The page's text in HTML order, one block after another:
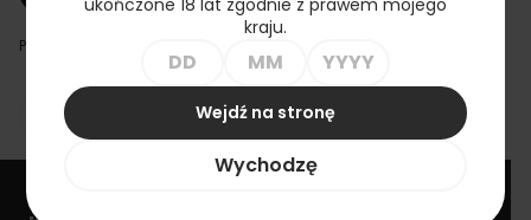
Pokazano 1-1 z 1 pozycji
Powrót do góry
kraju.
Wejdź na stronę
Wychodzę